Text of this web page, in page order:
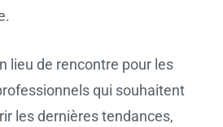
lieu de rencontre pour les
qui souhaitent
les dernières tendances,